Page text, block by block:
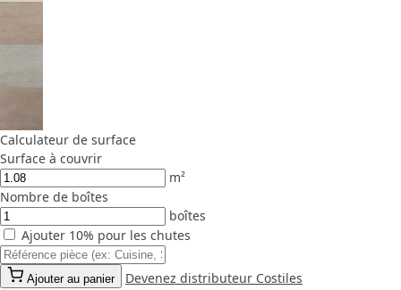
Calculateur de surface
Surface à couvrir
m²
Nombre de boîtes
boîtes
Ajouter 10% pour les chutes
Ajouter au panier Devenez distributeur Costiles